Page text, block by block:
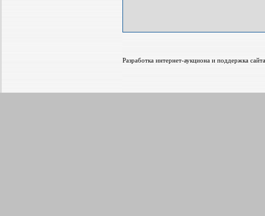
Разработка интернет-аукциона и поддержка